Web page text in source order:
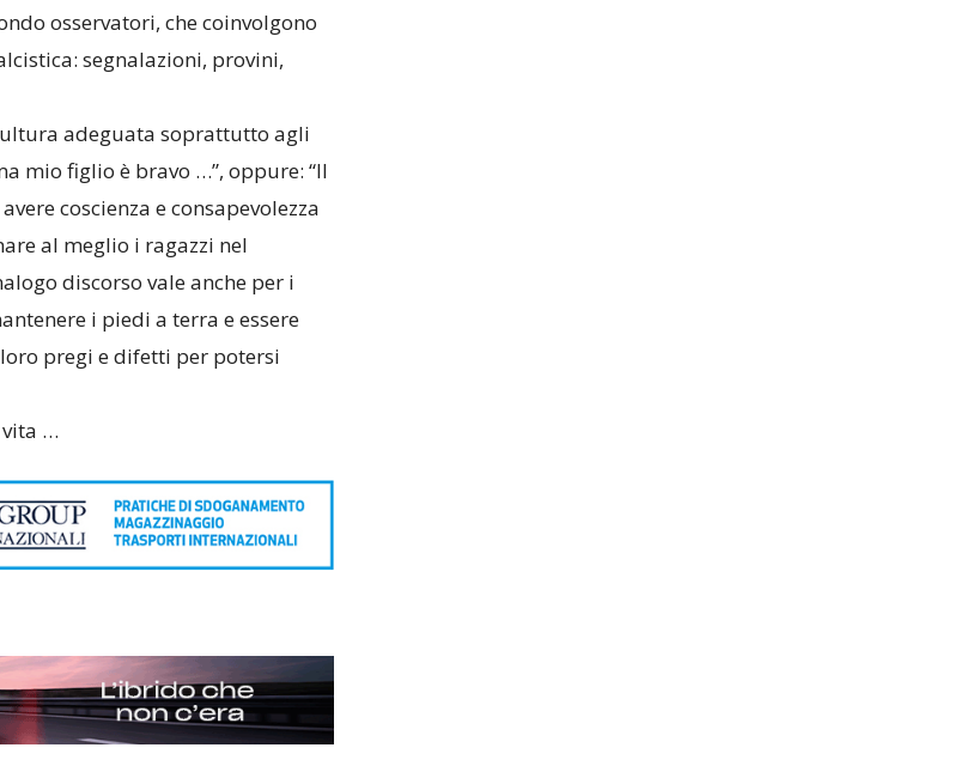
osservatori, che coinvolgono
segnalazioni, provini,
adeguata soprattutto agli
mio figlio è bravo …”, oppure: “Il
coscienza e consapevolezza
al meglio i ragazzi nel
discorso vale anche per i
i piedi a terra e essere
pregi e difetti per potersi
vita …